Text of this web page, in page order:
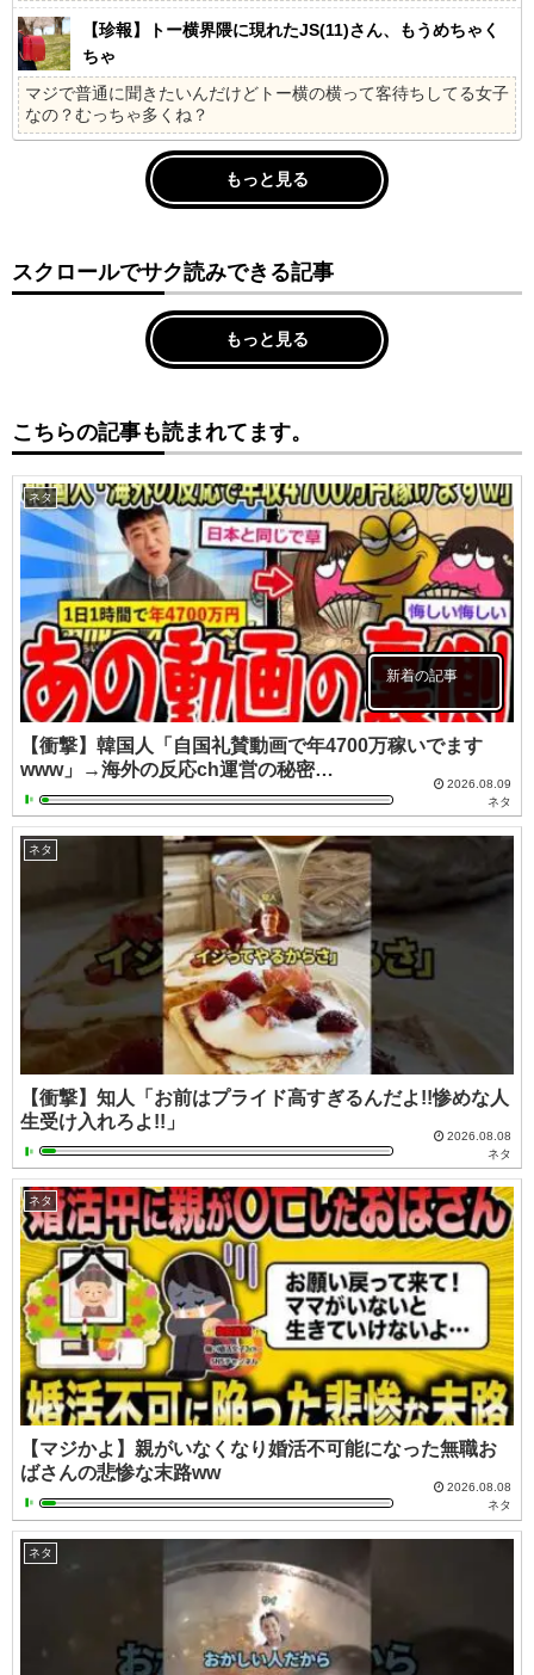
【珍報】トー横界隈に現れたJS(11)さん、もうめちゃく
ちゃ
マジで普通に聞きたいんだけどトー横の横って客待ちしてる女子
なの？むっちゃ多くね？
もっと見る
スクロールでサク読みできる記事
もっと見る
こちらの記事も読まれてます。
ネタ
新着の記事
【衝撃】韓国人「自国礼賛動画で年4700万稼いでます
www」→海外の反応ch運営の秘密…
2026.08.09
ネタ
ネタ
【衝撃】知人「お前はプライド高すぎるんだよ!!惨めな人
生受け入れろよ!!」
2026.08.08
ネタ
ネタ
【マジかよ】親がいなくなり婚活不可能になった無職お
ばさんの悲惨な末路ww
2026.08.08
ネタ
ネタ